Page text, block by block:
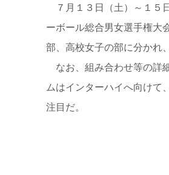
７月１３日（土）～１５
ーボール総合男女選手権大
部、高校女子の部に分かれ
なお、組み合わせ等の詳
ムはインターハイへ向けて
注目だ。